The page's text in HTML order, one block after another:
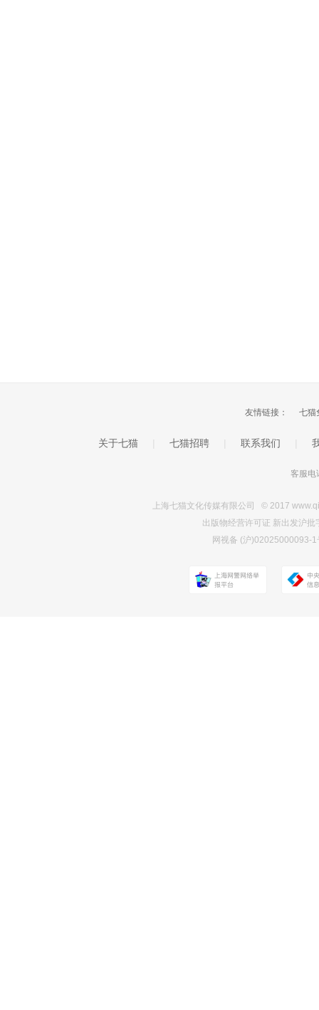
友情链接： 七猫
关于七猫 七猫招聘 联系我们
客服电
上海七猫文化传媒有限公司 © 2017
出版物经营许可证 新出发沪
网视备 (沪)02025000093-